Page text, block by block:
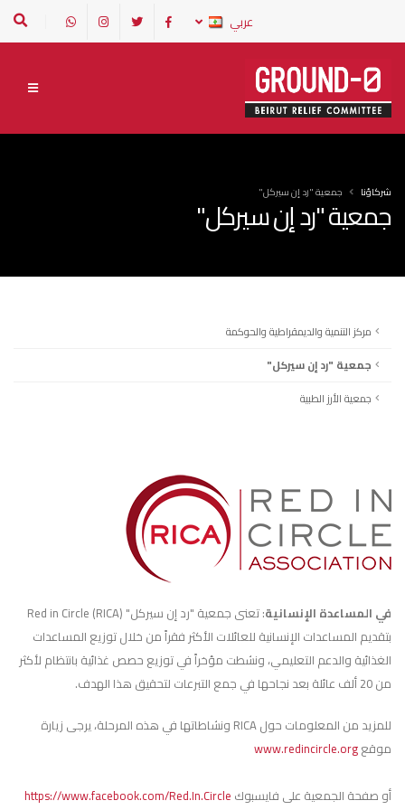
عربي
جمعية "رد إن سيركل"
شركاؤنا جمعية "رد إن سيركل"
مركز التنمية والديمقراطية والحوكمة
جمعية "رد إن سيركل"
جمعية الأرز الطبية
في المساعدة الإنسانية
: تعنى جمعية "رد إن سيركل" Red in Circle (RICA)
بتقديم المساعدات الإنسانية للعائلات الأكثر فقراً من خلال توزيع المساعدات
الغذائية والدعم التعليمي، ونشطت مؤخراً في توزيع حصص غذائية بانتظام لأكثر
من 20 ألف عائلة بعد نجاحها في جمع التبرعات لتحقيق هذا الهدف.
للمزيد من المعلومات حول RICA ونشاطاتها في هذه المرحلة، يرجى زيارة
موقعwww.redincircle.org
أو صفحة الجمعية على فايسبوك https://www.facebook.com/Red.In.Circle